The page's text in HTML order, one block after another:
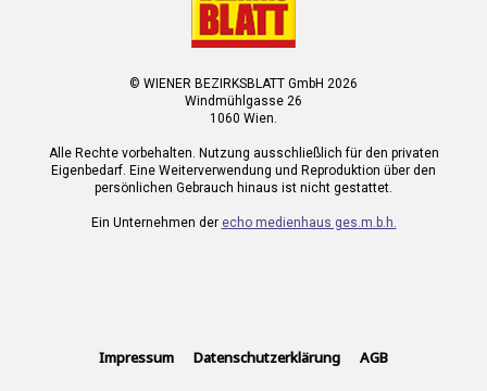
© WIENER BEZIRKSBLATT GmbH 2026
Windmühlgasse 26
1060 Wien.
Alle Rechte vorbehalten. Nutzung ausschließlich für den privaten
Eigenbedarf. Eine Weiterverwendung und Reproduktion über den
persönlichen Gebrauch hinaus ist nicht gestattet.
Ein Unternehmen der echo medienhaus ges.m.b.h.
Impressum Datenschutzerklärung AGB